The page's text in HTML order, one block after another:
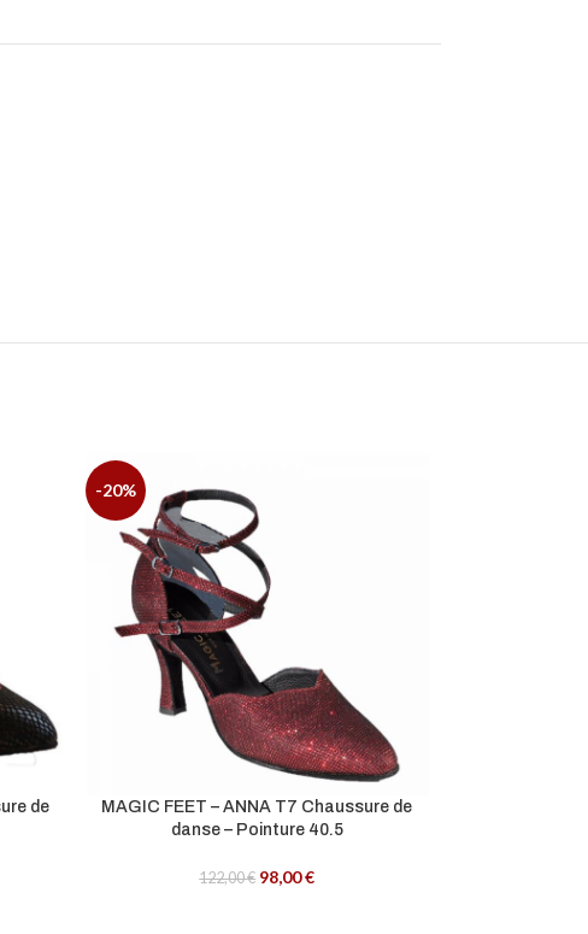
de
-20%
MAGIC FEET – ANNA T7 Chaussure de
danse – Pointure 40.5
122,00€ 98,00€